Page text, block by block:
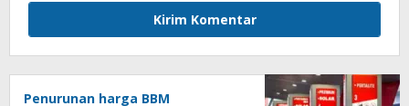
Penurunan harga BBM